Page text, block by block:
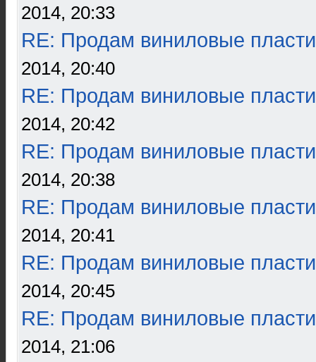
2014, 20:33
RE: Продам виниловые
2014, 20:40
RE: Продам виниловые
2014, 20:42
RE: Продам виниловые
2014, 20:38
RE: Продам виниловые
2014, 20:41
RE: Продам виниловые
2014, 20:45
RE: Продам виниловые
2014, 21:06